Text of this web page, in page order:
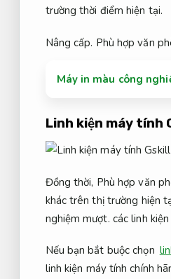
trường thời điểm hiện tại.
Nâng cấp. Phù hợp văn
Máy in màu công
Linh kiện máy tính
Đồng thời, Phù hợp văn
khác trên thị trường hiện
nghiệm mượt. các linh
Nếu bạn bắt buộc chọn
linh kiện máy tính chính